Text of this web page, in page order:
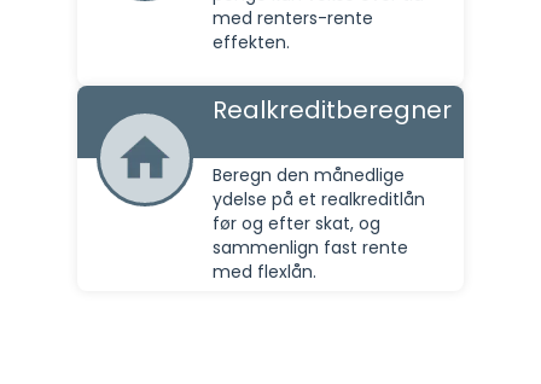
med renters-rente
effekten.
Realkreditberegner
Beregn den månedlige
ydelse på et realkreditlån
før og efter skat, og
sammenlign fast rente
med flexlån.